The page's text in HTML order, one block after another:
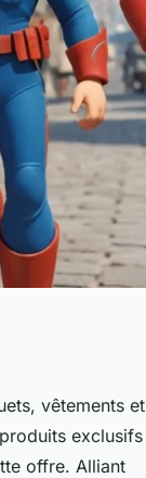
vêtements et
exclusifs
offre. Alliant